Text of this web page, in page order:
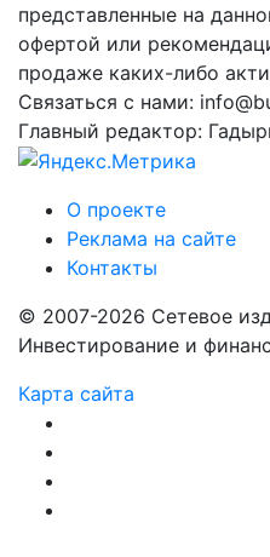
представленные на
офертой или
продаже каких-либо
Связаться с нами:
Главный редактор:
О проекте
Реклама на сайте
Контакты
© 2007-2026 Сетевое
Инвестирование и
Карта сайта